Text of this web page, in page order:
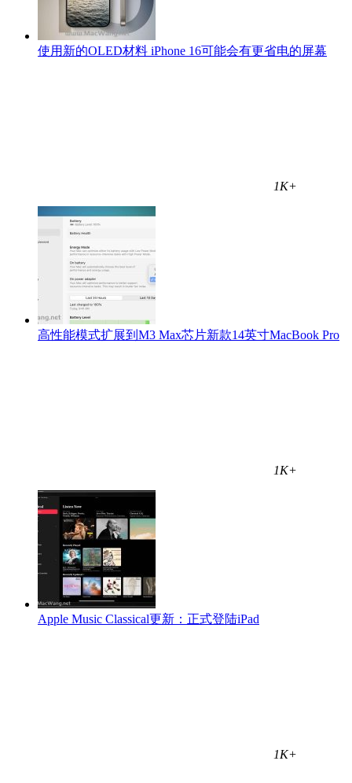
使用新的OLED材料 iPhone 16可能会有更省电的屏幕
1K+
高性能模式扩展到M3 Max芯片新款14英寸MacBook Pro
1K+
Apple Music Classical更新：正式登陆iPad
1K+